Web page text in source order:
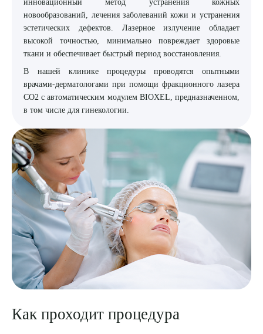
ЗАКАЗАТЬ ЗВОНОК
ЗАПИСЬ ОНЛАЙН
новообразований, лечения заболеваний кожи и устранения
эстетических дефектов. Лазерное излучение обладает
высокой точностью, минимально повреждает здоровые
ткани и обеспечивает быстрый период восстановления.
В нашей клинике процедуры проводятся опытными
врачами-дерматологами при помощи фракционного лазера
CO2 c автоматическим модулем BIOXEL, предназначенном,
в том числе для гинекологии.
Как проходит процедура